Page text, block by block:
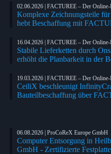
02.06.2026 | FACTUREE – Der
Komplexe Zeichnungsteile
hebt Beschaffung mit
16.04.2026 | FACTUREE – Der
Stabile Lieferketten durch
erhöht die Planbarkeit in der
19.03.2026 | FACTUREE – Der
CeiliX beschleunigt
Bauteilbeschaffung über
06.08.2026 | ProCoReX Europe GmbH
Computer Entsorgung in
GmbH - Zertifizierte